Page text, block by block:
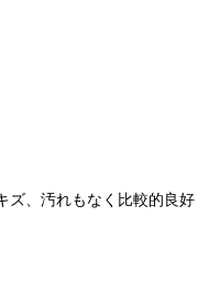
ズ、汚れもなく比較的良好